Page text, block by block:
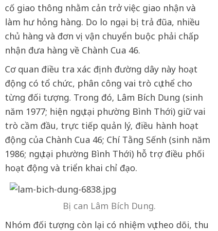
cố giao thông nhằm cản trở việc giao nhận và
làm hư hỏng hàng. Do lo ngại bị trả đũa, nhiều
chủ hàng và đơn vị vận chuyển buộc phải chấp
nhận đưa hàng về Chành Cua 46.
Cơ quan điều tra xác định đường dây này hoạt
động có tổ chức, phân công vai trò cụ thể cho
từng đối tượng. Trong đó, Lâm Bích Dung (sinh
năm 1977; hiện ngụ tại phường Bình Thới) giữ vai
trò cầm đầu, trực tiếp quản lý, điều hành hoạt
động của Chành Cua 46; Chí Tằng Sếnh (sinh năm
1986; ngụ tại phường Bình Thới) hỗ trợ điều phối
hoạt động và triển khai chỉ đạo.
Bị can Lâm Bích Dung.
Nhóm đối tượng còn lại có nhiệm vụ theo dõi, thu